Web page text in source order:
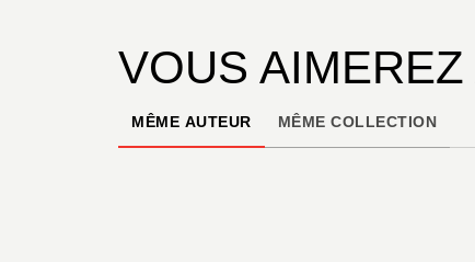
VOUS AIMEREZ
MÊME AUTEUR MÊME COLLECTION